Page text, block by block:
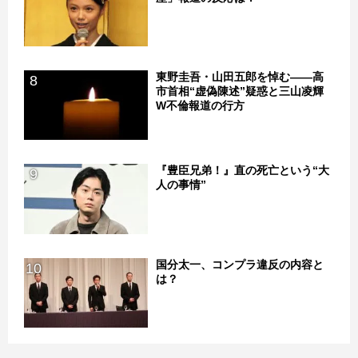
8
東野圭吾・山田五郎を悼む――高
市首相“虚偽陳述”疑惑と三山凌輝
W不倫報道の行方
9
『豊臣兄弟！』直の死亡という“大
人の事情”
10
国分太一、コンプラ違反の内容と
は？